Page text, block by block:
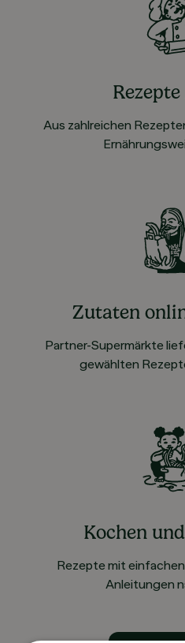
Aus zahlreichen
Zutaten
Partner-Supermärkte
gewählten
Kochen
Rezepte mit
Anleitungen